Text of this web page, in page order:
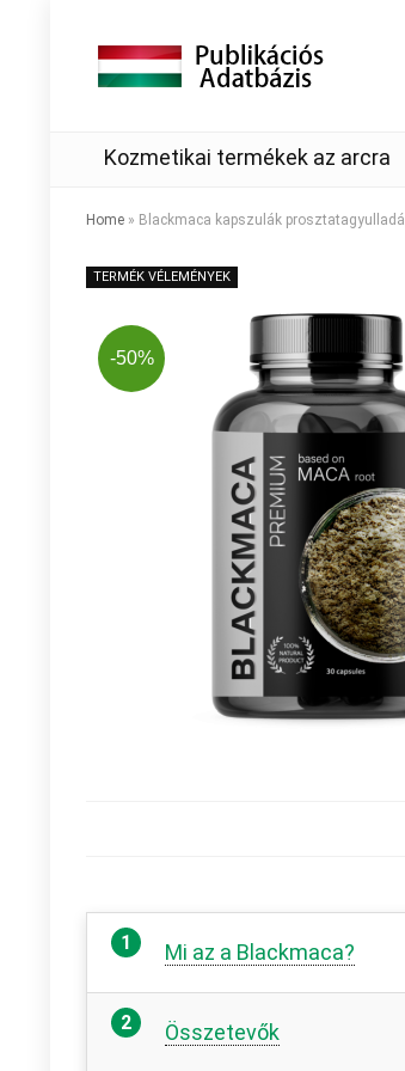
Kozmetikai termékek az arcra
Home » Blackmaca kapszulák
TERMÉK VÉLEMÉNYEK
-50%
Mi az a Blackmaca?
Összetevők